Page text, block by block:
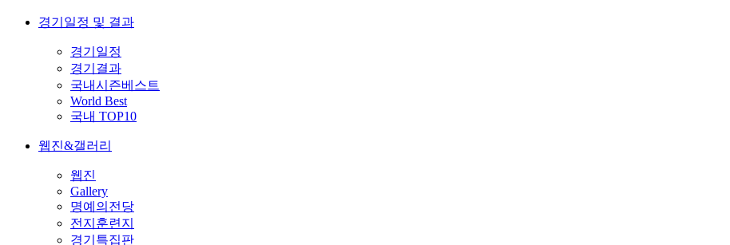
경기일정 및 결과
경기일정
경기결과
국내시즌베스트
World Best
국내 TOP10
웹진&갤러리
웹진
Gallery
명예의전당
전지훈련지
경기특집판